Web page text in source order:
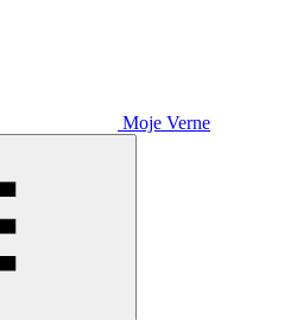
Moje Verne